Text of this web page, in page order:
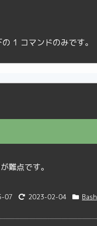
1 コマンドのみです。
難点です。
07 2023-02-04 Bash